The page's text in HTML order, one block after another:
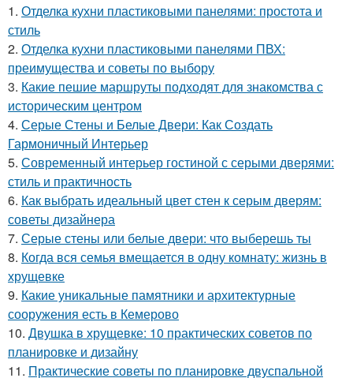
1. Отделка кухни пластиковыми панелями: простота и
стиль
2. Отделка кухни пластиковыми панелями ПВХ:
преимущества и советы по выбору
3. Какие пешие маршруты подходят для знакомства с
историческим центром
4. Серые Стены и Белые Двери: Как Создать
Гармоничный Интерьер
5. Современный интерьер гостиной с серыми дверями:
стиль и практичность
6. Как выбрать идеальный цвет стен к серым дверям:
советы дизайнера
7. Серые стены или белые двери: что выберешь ты
8. Когда вся семья вмещается в одну комнату: жизнь в
хрущевке
9. Какие уникальные памятники и архитектурные
сооружения есть в Кемерово
10. Двушка в хрущевке: 10 практических советов по
планировке и дизайну
11. Практические советы по планировке двуспальной